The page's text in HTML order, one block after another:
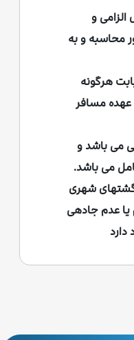
بالای 60 سال الزامی و
محاسبه و به
هرگونه
مسافر
می باشد و
می باشد.
گشتهای شهری
یا عدم جادهی